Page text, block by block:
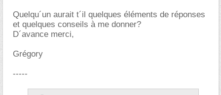
Quelqu´un aurait t´il quelques éléments de réponses
et quelques conseils à me donner?
D´avance merci,
Grégory
-----